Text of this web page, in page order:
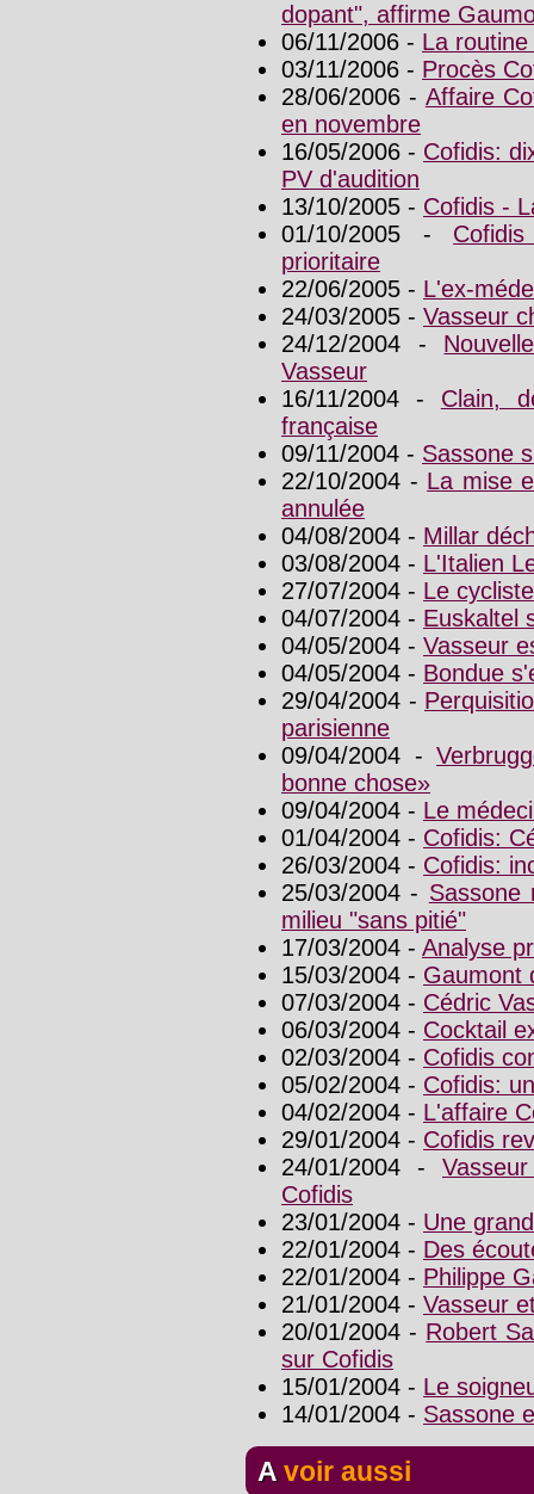
dopant", affirme
06/11/2006 - La
03/11/2006 - Procès
28/06/2006 - Affaire
en novembre
16/05/2006 - Cofidis:
PV d'audition
13/10/2005 - Cofidis -
01/10/2005 -
prioritaire
22/06/2005 - L'ex-
24/03/2005 - Vasseur
24/12/2004 -
Vasseur
16/11/2004 - Clain,
française
09/11/2004 - Sassone
22/10/2004 - La mise
annulée
04/08/2004 - Millar
03/08/2004 - L'Italien
27/07/2004 - Le
04/07/2004 - Euskaltel
04/05/2004 - Vasseur
04/05/2004 - Bondue
29/04/2004 -
parisienne
09/04/2004 -
bonne chose»
09/04/2004 - Le
01/04/2004 - Cofidis:
26/03/2004 - Cofidis:
25/03/2004 - Sassone
milieu "sans pitié"
17/03/2004 - Analyse
15/03/2004 - Gaumont
07/03/2004 - Cédric
06/03/2004 - Cocktail
02/03/2004 - Cofidis
05/02/2004 - Cofidis:
04/02/2004 - L'affaire
29/01/2004 - Cofidis
24/01/2004 -
Cofidis
23/01/2004 - Une
22/01/2004 - Des
22/01/2004 - Philippe
21/01/2004 - Vasseur
20/01/2004 - Robert
sur Cofidis
15/01/2004 - Le
14/01/2004 - Sassone
A voir aussi